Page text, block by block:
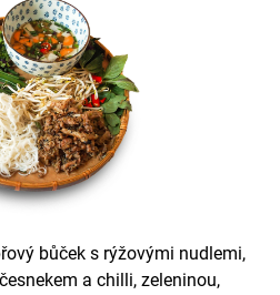
Vary
bůček s rýžovými nudlemi,
a chilli, zeleninou,